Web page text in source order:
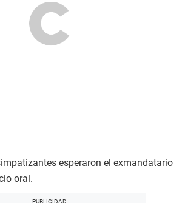
esperaron el exmandatario
oral.